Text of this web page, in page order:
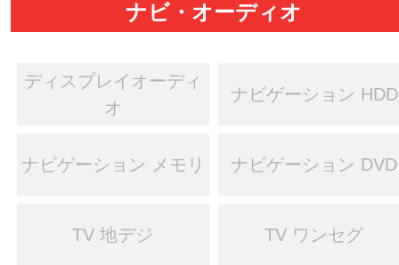
ナビ・オーディオ
ディスプレイオーディ
オ
ナビゲーション HDD
ナビゲーション メモリ ナビゲーション DVD
TV 地デジ TV ワンセグ